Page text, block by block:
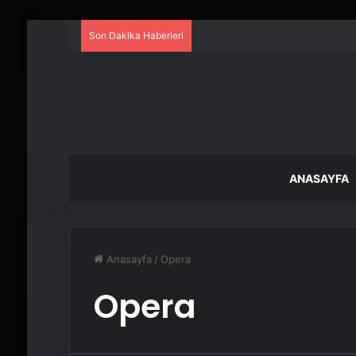
Son Dakika Haberleri
ANASAYFA
Anasayfa / Opera
Opera